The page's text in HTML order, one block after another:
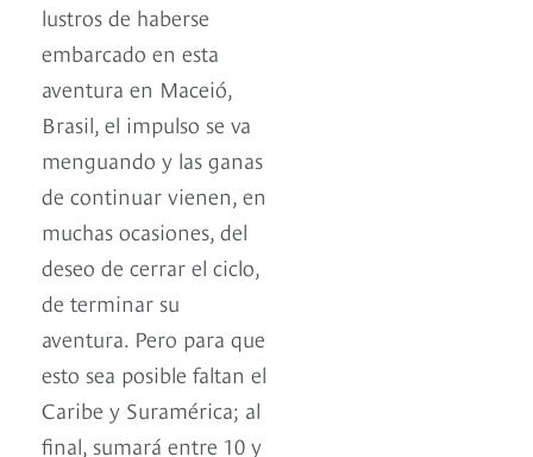
lustros de haberse
embarcado en esta
aventura en Maceió,
Brasil, el impulso se va
menguando y las ganas
de continuar vienen, en
muchas ocasiones, del
deseo de cerrar el ciclo,
de terminar su
aventura. Pero para que
esto sea posible faltan el
Caribe y Suramérica; al
final, sumará entre 10 y